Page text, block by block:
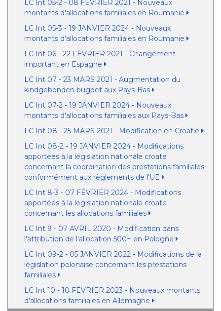
LC Int 05-2 - 08 FÉVRIER 2021 - Nouveaux
montants d'allocations familiales en Roumanie
LC Int 05-3 - 19 JANVIER 2024 - Nouveaux
montants d'allocations familiales en Roumanie
LC Int 06 - 22 FÉVRIER 2021 - Changement
important en Espagne
LC Int 07 - 23 MARS 2021 - Augmentation du
kindgebonden bugdet aux Pays-Bas
LC Int 07-2 - 19 JANVIER 2024 - Nouveaux
montants d'allocations familiales aux Pays-Bas
LC Int 08 - 25 MARS 2021 - Modification en Croatie
LC Int 08-2 - 19 JANVIER 2024 - Modifications
apportées à la législation nationale croate
concernant la coordination des prestations familiales
conformément aux règlements de l'UE
LC Int 8-3 - 07 FÉVRIER 2024 - Modifications
apportées à la legislation nationale croate
concernant les allocations familiales
LC Int 9 - 07 AVRIL 2020 - Modification dans
l'attribution de l'allocation 500+ en Pologne
LC Int 09-2 - 05 JANVIER 2022 - Modifications de la
législation polonaise concernant les prestations
familiales
LC Int 10 - 10 FÉVRIER 2023 - Nouveaux montants
d'allocations familiales en Allemagne